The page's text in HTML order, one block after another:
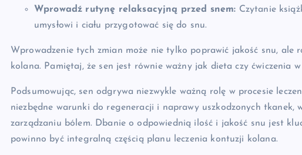
Wprowadź rutynę relaksacyjną przed snem: Czytanie
umysłowi i ciału przygotować się do snu.
Wprowadzenie tych zmian może nie tylko poprawić jakość snu, ale
kolana. Pamiętaj, że sen jest równie ważny jak dieta czy ćwiczenia
Podsumowując, sen odgrywa niezwykle ważną rolę w procesie
niezbędne warunki do regeneracji i naprawy uszkodzonych tkanek,
zarządzaniu bólem. Dbanie o odpowiednią ilość i jakość snu jest
powinno być integralną częścią planu leczenia kontuzji kolana.